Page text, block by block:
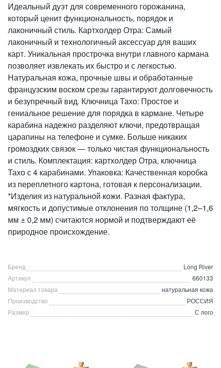
Идеальный дуэт для современного горожанина,
который ценит функциональность, порядок и
лаконичный стиль. Картхолдер Отра: Самый
лаконичный и технологичный аксессуар для ваших
карт. Уникальная прострочка внутри главного кармана
позволяет извлекать их быстро и с легкостью.
Натуральная кожа, прочные швы и обработанные
французским воском срезы гарантируют долговечность
и безупречный вид. Ключница Тахо: Простое и
гениальное решение для порядка в кармане. Четыре
карабина надежно разделяют ключи, предотвращая
царапины на телефоне и сумке. Больше никаких
громоздких связок — только чистая функциональность
и стиль. Комплектация: картхолдер Отра, ключница
Тахо с 4 карабинами. Упаковка: Качественная коробка
из переплетного картона, готовая к персонализации.
*Изделия из натуральной кожи. Разная фактура,
мягкость и допустимые отклонения по толщине (1,2–1,6
мм ± 0,2 мм) считаются нормой и подтверждают её
природное происхождение.
Бренд
Long River
Артикул
660133
Материал товара
натуральная кожа
Производство
РОССИЯ
Размер
С лого